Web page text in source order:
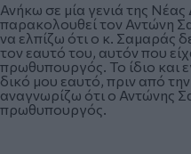
Ανήκω σε μία γενιά της
παρακολουθεί τον Αντώνη
να ελπίζω ότι ο κ. Σαμαράς
τον εαυτό του, αυτόν που
πρωθυπουργός. Το ίδιο και
δικό μου εαυτό, πριν από
αναγνωρίζω ότι ο Αντώνης
πρωθυπουργός.